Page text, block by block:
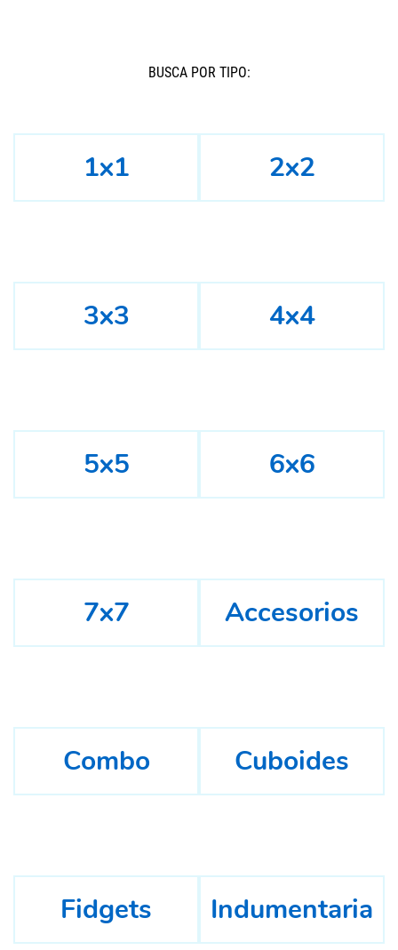
BUSCÁ POR TIPO:
1x1 2x2
3x3 4x4
5x5 6x6
7x7 Accesorios
Combo Cuboides
Fidgets Indumentaria